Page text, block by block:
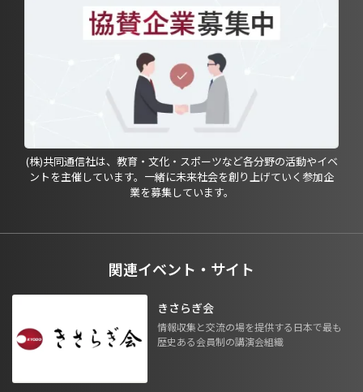
(株)共同通信社は、教育・文化・スポーツなど各分野の活動やイベ
ントを主催しています。一緒に未来社会を創り上げていく参加企
業を募集しています。
関連イベント・サイト
きさらぎ会
情報収集と交流の場を提供する日本で最も
歴史ある会員制の講演会組織